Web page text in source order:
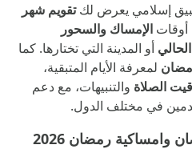
إسلامي يعرض لكتقويم شهر
الإمساك والسحور
أو المدينة التي تختارها. كما
لمعرفة الأيام المتبقية،
الصلاة والتنبيهات، مع دعم
في مختلف الدول.
رمضان 2026